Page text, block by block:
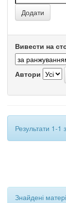
Вивести на
Автори
Результати 1-1
Знайдені